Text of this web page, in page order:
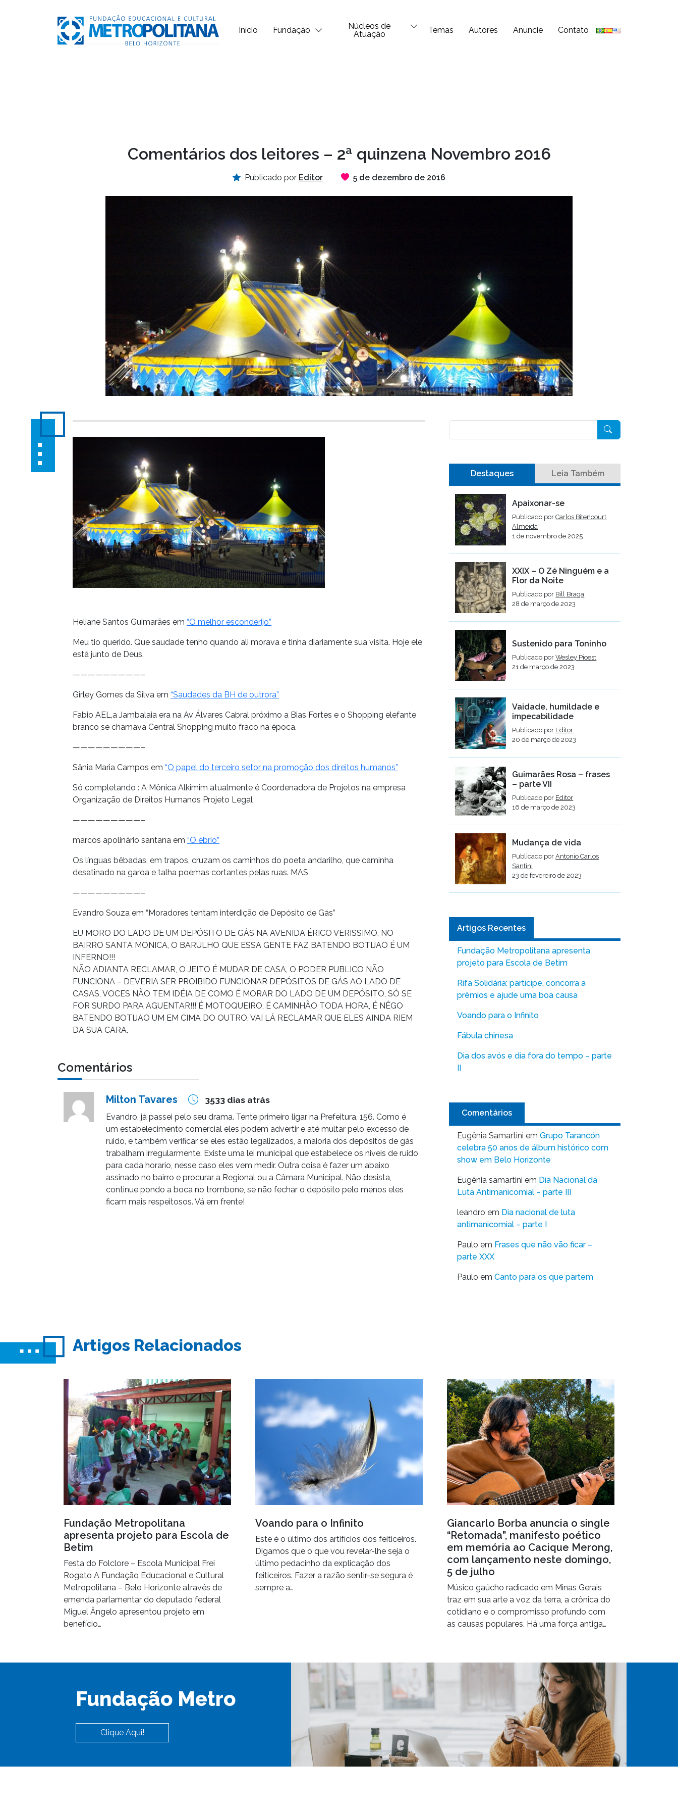
Início Fundação
Núcleos de
Atuação
Temas Autores Anuncie Contato
Comentários dos leitores – 2ª quinzena Novembro 2016
Publicado por Editor 5 de dezembro de 2016
Heliane Santos Guimarães em “O melhor esconderijo”
Meu tio querido. Que saudade tenho quando ali morava e tinha diariamente sua visita. Hoje ele
está junto de Deus.
—————————–
Girley Gomes da Silva em “Saudades da BH de outrora”
Fabio AEL,a Jambalaia era na Av Álvares Cabral próximo a Bias Fortes e o Shopping elefante
branco se chamava Central Shopping muito fraco na época.
—————————–
Sânia Maria Campos em “O papel do terceiro setor na promoção dos direitos humanos”
Só completando : A Mônica Alkimim atualmente é Coordenadora de Projetos na empresa
Organização de Direitos Humanos Projeto Legal
—————————–
marcos apolinário santana em “O ébrio”
Os línguas bêbadas, em trapos, cruzam os caminhos do poeta andarilho, que caminha
desatinado na garoa e talha poemas cortantes pelas ruas. MAS
—————————–
Evandro Souza em “Moradores tentam interdição de Depósito de Gás”
EU MORO DO LADO DE UM DEPÓSITO DE GÁS NA AVENIDA ÉRICO VERISSIMO, NO
BAIRRO SANTA MONICA, O BARULHO QUE ESSA GENTE FAZ BATENDO BOTIJAO É UM
INFERNO!!!
NÃO ADIANTA RECLAMAR, O JEITO É MUDAR DE CASA, O PODER PUBLICO NÃO
FUNCIONA – DEVERIA SER PROIBIDO FUNCIONAR DEPÓSITOS DE GÁS AO LADO DE
CASAS, VOCES NÃO TEM IDÉIA DE COMO É MORAR DO LADO DE UM DEPÓSITO, SÓ SE
FOR SURDO PARA AGUENTAR!!! É MOTOQUEIRO, É CAMINHÃO TODA HORA, É NÊGO
BATENDO BOTIJAO UM EM CIMA DO OUTRO, VAI LÁ RECLAMAR QUE ELES AINDA RIEM
DA SUA CARA.
Comentários
Milton Tavares 3533 dias atrás
Evandro, já passei pelo seu drama. Tente primeiro ligar na Prefeitura, 156. Como é
um estabelecimento comercial eles podem advertir e até multar pelo excesso de
ruido, e também verificar se eles estão legalizados, a maioria dos depósitos de gás
trabalham irregularmente. Existe uma lei municipal que estabelece os niveis de ruido
para cada horario, nesse caso eles vem medir. Outra coisa é fazer um abaixo
assinado no bairro e procurar a Regional ou a Câmara Municipal. Não desista,
continue pondo a boca no trombone, se não fechar o depósito pelo menos eles
ficam mais respeitosos. Vá em frente!
Destaques Leia Também
Apaixonar-se
Publicado porCarlos Bitencourt
Almeida
1 de novembro de 2025
XXIX – O Zé Ninguém e a
Flor da Noite
Publicado por Bill Braga
28 de março de 2023
Sustenido para Toninho
Publicado porWesley Pioest
21 de março de 2023
Vaidade, humildade e
impecabilidade
Publicado por Editor
20 de março de 2023
Guimarães Rosa – frases
– parte VII
Publicado por Editor
16 de março de 2023
Mudança de vida
Publicado porAntonio Carlos
Santini
23 de fevereiro de 2023
Artigos Recentes
Fundação Metropolitana apresenta
projeto para Escola de Betim
Rifa Solidária: participe, concorra a
prêmios e ajude uma boa causa
Voando para o Infinito
Fábula chinesa
Dia dos avós e dia fora do tempo – parte
II
Comentários
Eugênia Samartini em Grupo Tarancón
celebra 50 anos de álbum histórico com
show em Belo Horizonte
Eugênia samartini em Dia Nacional da
Luta Antimanicomial – parte III
leandro em Dia nacional de luta
antimanicomial – parte I
Paulo em Frases que não vão ficar –
parte XXX
Paulo em Canto para os que partem
Artigos Relacionados
Fundação Metropolitana
apresenta projeto para Escola de
Betim
Festa do Folclore – Escola Municipal Frei
Rogato A Fundação Educacional e Cultural
Metropolitana – Belo Horizonte através de
emenda parlamentar do deputado federal
Miguel Ângelo apresentou projeto em
benefício…
Voando para o Infinito
Este é o último dos artifícios dos feiticeiros.
Digamos que o que vou revelar-lhe seja o
último pedacinho da explicação dos
feiticeiros. Fazer a razão sentir-se segura é
sempre a…
Giancarlo Borba anuncia o single
“Retomada”, manifesto poético
em memória ao Cacique Merong,
com lançamento neste domingo,
5 de julho
Músico gaúcho radicado em Minas Gerais
traz em sua arte a voz da terra, a crônica do
cotidiano e o compromisso profundo com
as causas populares. Há uma força antiga…
Fundação Metro
Clique Aqui!